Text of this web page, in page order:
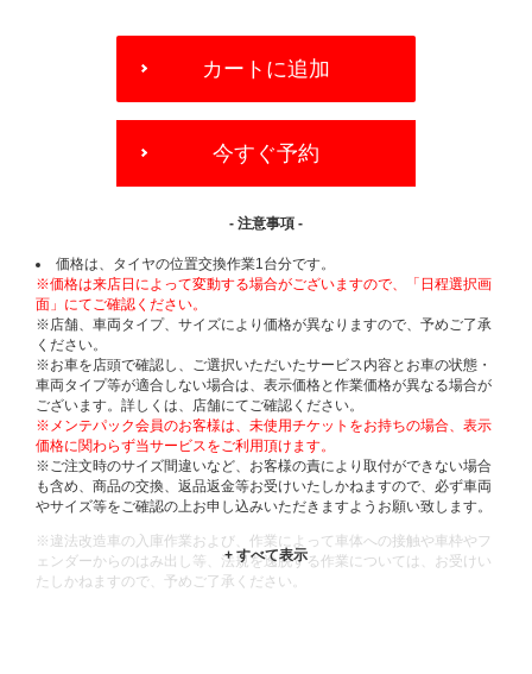
OPTIONS
カートに追加
今すぐ予約
- 注意事項 -
価格は、タイヤの位置交換作業1台分です。
※価格は来店日によって変動する場合がございますので、「日程選択画
面」にてご確認ください。
※店舗、車両タイプ、サイズにより価格が異なりますので、予めご了承
ください。
※お車を店頭で確認し、ご選択いただいたサービス内容とお車の状態・
車両タイプ等が適合しない場合は、表示価格と作業価格が異なる場合が
ございます。詳しくは、店舗にてご確認ください。
※メンテパック会員のお客様は、未使用チケットをお持ちの場合、表示
価格に関わらず当サービスをご利用頂けます。
※ご注文時のサイズ間違いなど、お客様の責により取付ができない場合
も含め、商品の交換、返品返金等お受けいたしかねますので、必ず車両
やサイズ等をご確認の上お申し込みいただきますようお願い致します。
※違法改造車の入庫作業および、作業によって車体への接触や車枠やフ
ェンダーからのはみ出し等、法規を逸脱する作業については、お受けい
たしかねますので、予めご了承ください。